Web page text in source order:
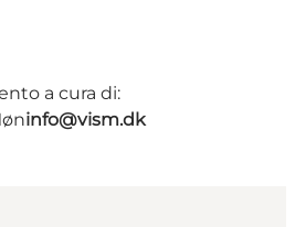
a cura di:
info@vism.dk